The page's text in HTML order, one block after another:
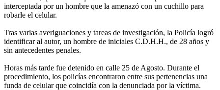
interceptada por un hombre que la amenazó con un cuchillo para
robarle el celular.
Tras varias averiguaciones y tareas de investigación, la Policía logró
identificar al autor, un hombre de iniciales C.D.H.H., de 28 años y
sin antecedentes penales.
Horas más tarde fue detenido en calle 25 de Agosto. Durante el
procedimiento, los policías encontraron entre sus pertenencias una
funda de celular que coincidía con la denunciada por la víctima.